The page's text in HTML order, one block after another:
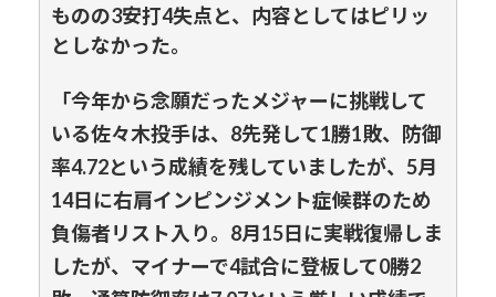
ものの3安打4失点と、内容としてはピリッ
としなかった。
「今年から念願だったメジャーに挑戦して
いる佐々木投手は、8先発して1勝1敗、防御
率4.72という成績を残していましたが、5月
14日に右肩インピンジメント症候群のため
負傷者リスト入り。8月15日に実戦復帰しま
したが、マイナーで4試合に登板して0勝2